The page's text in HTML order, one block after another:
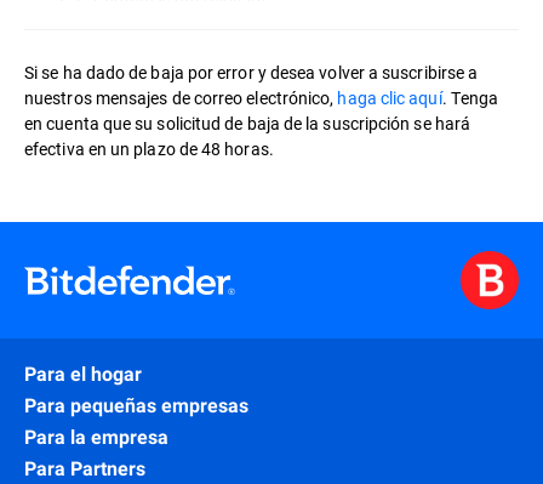
Si se ha dado de baja por error y desea volver a suscribirse a
nuestros mensajes de correo electrónico, haga clic aquí. Tenga
en cuenta que su solicitud de baja de la suscripción se hará
efectiva en un plazo de 48 horas.
Para el hogar
Para pequeñas empresas
Para la empresa
Para Partners